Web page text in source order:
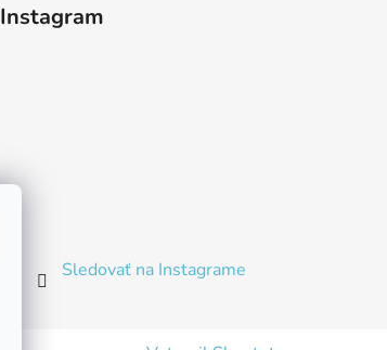
Instagram
Sledovať na Instagrame